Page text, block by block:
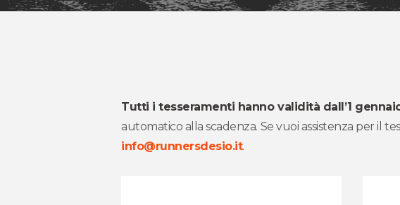
Tutti i tesseramenti hanno validità dall’1
automatico alla scadenza. Se vuoi assistenza per il
info@runnersdesio.it.